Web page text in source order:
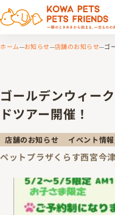
ホーム お知らせ 店舗のお知らせ ゴ
ゴールデンウィー
ドツアー開催！
店舗のお知らせ イベント情報
ペットプラザくらす西宮今